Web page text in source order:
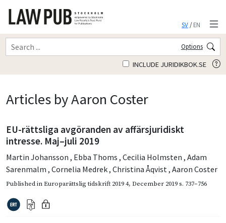
SV/EN
Options
INCLUDE JURIDIKBOK.SE
Articles by Aaron Coster
EU-rättsliga avgöranden av affärsjuridiskt
intresse. Maj–juli 2019
Martin Johansson , Ebba Thoms , Cecilia Holmsten , Adam
Sarenmalm , Cornelia Medrek, Christina Åqvist, Aaron Coster
Published inEuroparättslig tidskrift 2019 4, December 2019s. 737–756